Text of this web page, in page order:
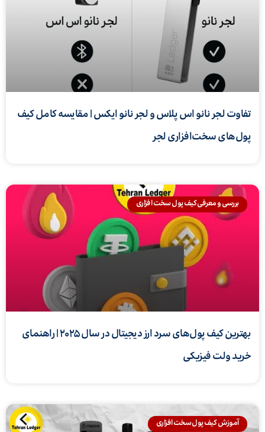
تفاوت لجر نانو اس پلاس و لجر نانو ایکس | مقایسه کامل کیف
پول‌های سخت‌افزاری لجر
بررسی و معرفی کیف پول سخت افزاری
بهترین کیف پول‌های سرد ارز دیجیتال در سال ۲۰۲۵ | راهنمای
خرید ولت فیزیکی
آموزش کیف پول سخت افزاری